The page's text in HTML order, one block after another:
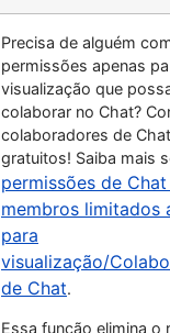
Precisa de alguém
permissões apenas
visualização que
colaborar no Chat?
colaboradores de Chat
gratuitos! Saiba mais
permissões de
membros limitados
para
visualização/
de Chat.
Essa função elimina o